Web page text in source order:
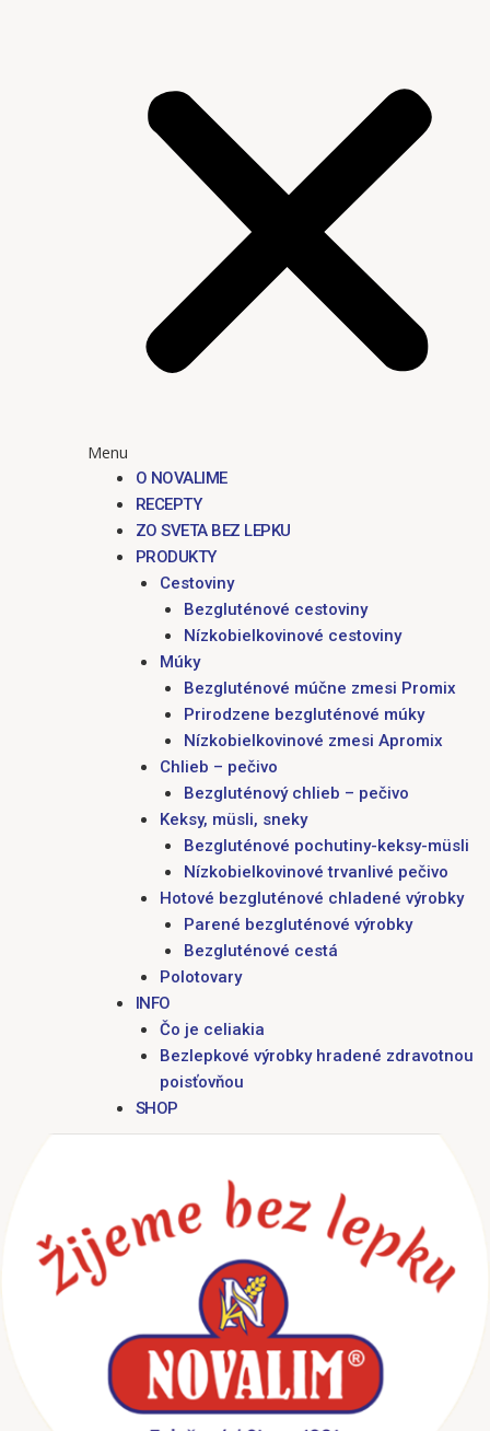
Menu
O NOVALIME
RECEPTY
ZO SVETA BEZ LEPKU
PRODUKTY
Cestoviny
Bezgluténové cestoviny
Nízkobielkovinové cestoviny
Múky
Bezgluténové múčne zmesi Promix
Prirodzene bezgluténové múky
Nízkobielkovinové zmesi Apromix
Chlieb – pečivo
Bezgluténový chlieb – pečivo
Keksy, müsli, sneky
Bezgluténové pochutiny-keksy-müsli
Nízkobielkovinové trvanlivé pečivo
Hotové bezgluténové chladené výrobky
Parené bezgluténové výrobky
Bezgluténové cestá
Polotovary
INFO
Čo je celiakia
Bezlepkové výrobky hradené zdravotnou
poisťovňou
SHOP